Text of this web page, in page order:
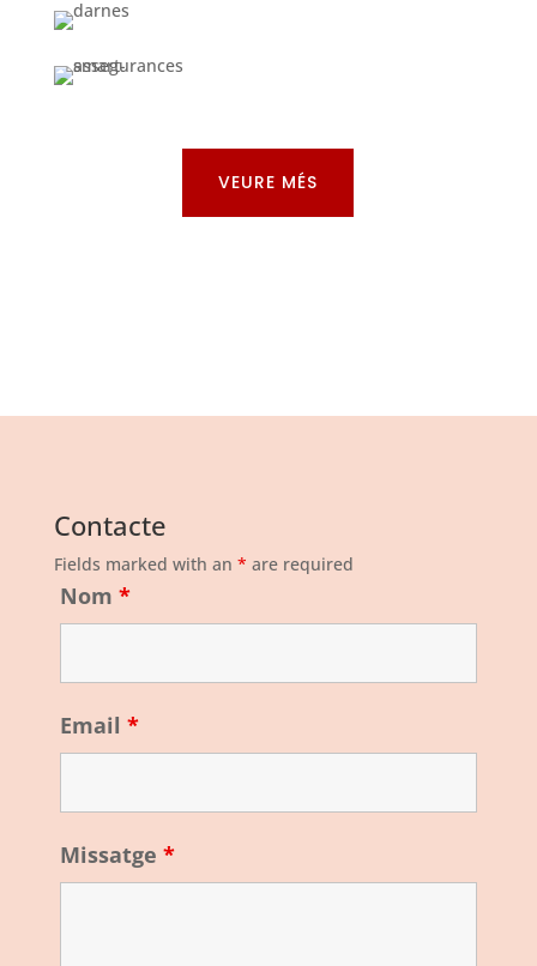
VEURE MÉS
Contacte
Fields marked with an * are required
Nom *
Email *
Missatge *